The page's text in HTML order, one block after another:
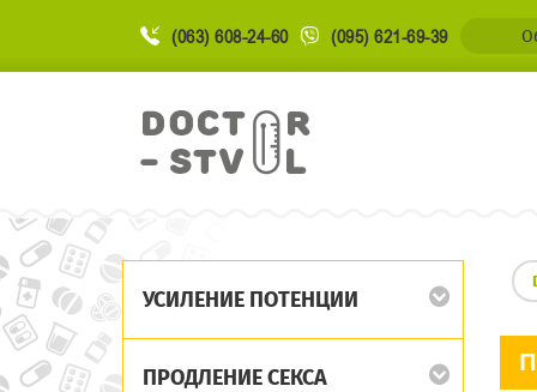
(063) 608-24-60 (095) 621-69-39
УСИЛЕНИЕ ПОТЕНЦИИ
ПРОДЛЕНИЕ СЕКСА